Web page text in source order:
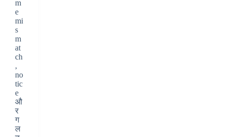
m
e
mi
s
m
at
ch
,
no
tic
e
औ
र
ग
ल